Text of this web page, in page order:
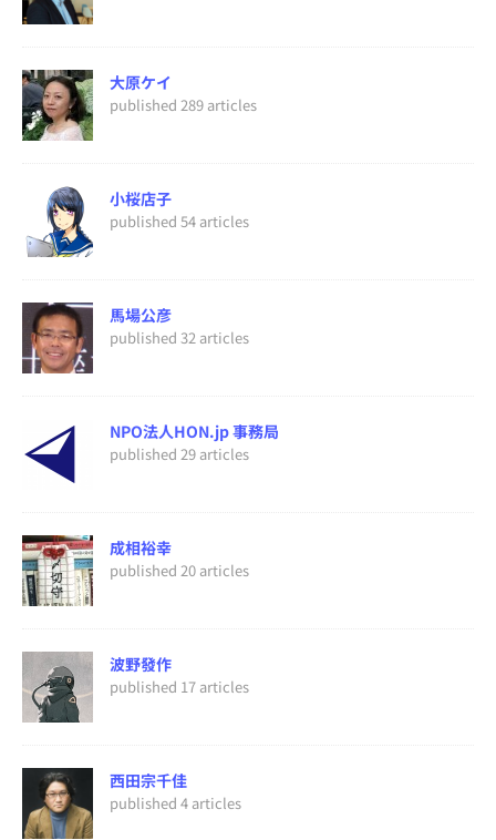
大原ケイ
published 289 articles
小桜店子
published 54 articles
馬場公彦
published 32 articles
NPO法人HON.jp 事務局
published 29 articles
成相裕幸
published 20 articles
波野發作
published 17 articles
西田宗千佳
published 4 articles